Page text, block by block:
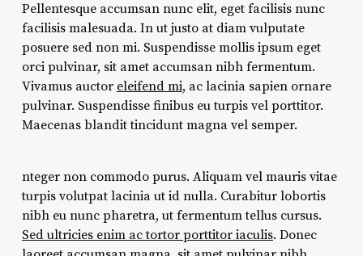
Pellentesque accumsan nunc elit, eget facilisis nunc
facilisis malesuada. In ut justo at diam vulputate
posuere sed non mi. Suspendisse mollis ipsum eget
orci pulvinar, sit amet accumsan nibh fermentum.
Vivamus auctor eleifend mi, ac lacinia sapien ornare
pulvinar. Suspendisse finibus eu turpis vel porttitor.
Maecenas blandit tincidunt magna vel semper.
nteger non commodo purus. Aliquam vel mauris vitae
turpis volutpat lacinia ut id nulla. Curabitur lobortis
nibh eu nunc pharetra, ut fermentum tellus cursus.
Sed ultricies enim ac tortor porttitor iaculis. Donec